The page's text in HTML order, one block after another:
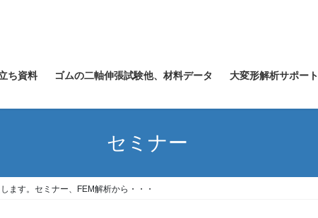
ち資料 ゴムの二軸伸張試験他、材料データ 大変形解析サポート
セミナー
ます。セミナー、FEM解析から・・・